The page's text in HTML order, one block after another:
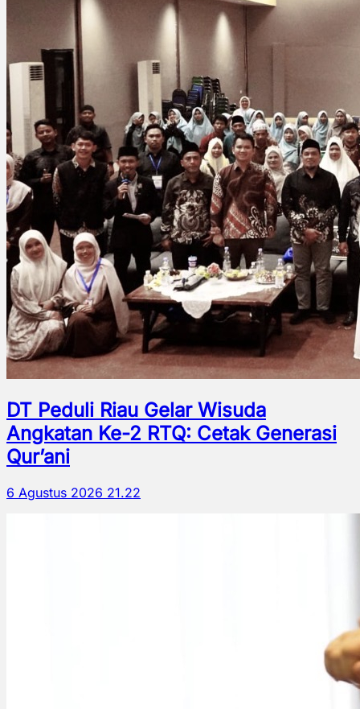
DT Peduli Riau Gelar Wisuda
Angkatan Ke-2 RTQ: Cetak Generasi
Qur’ani
6 Agustus 2026 21.22